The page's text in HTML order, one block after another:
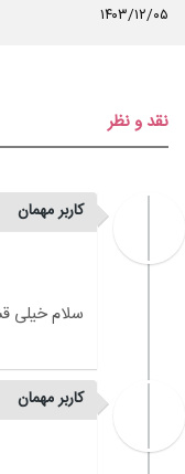
۱۴۰۳/۱۲/۰۵
نقد و نظر
کاربر مهمان
کاربر مهمان